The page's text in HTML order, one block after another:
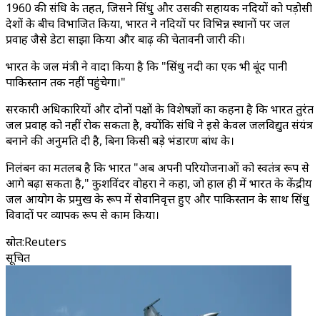
1960 की संधि के तहत, जिसने सिंधु और उसकी सहायक नदियों को पड़ोसी
देशों के बीच विभाजित किया, भारत ने नदियों पर विभिन्न स्थानों पर जल
प्रवाह जैसे डेटा साझा किया और बाढ़ की चेतावनी जारी की।
भारत के जल मंत्री ने वादा किया है कि "सिंधु नदी का एक भी बूंद पानी
पाकिस्तान तक नहीं पहुंचेगा।"
सरकारी अधिकारियों और दोनों पक्षों के विशेषज्ञों का कहना है कि भारत तुरंत
जल प्रवाह को नहीं रोक सकता है, क्योंकि संधि ने इसे केवल जलविद्युत संयंत्र
बनाने की अनुमति दी है, बिना किसी बड़े भंडारण बांध के।
निलंबन का मतलब है कि भारत "अब अपनी परियोजनाओं को स्वतंत्र रूप से
आगे बढ़ा सकता है," कुशविंदर वोहरा ने कहा, जो हाल ही में भारत के केंद्रीय
जल आयोग के प्रमुख के रूप में सेवानिवृत्त हुए और पाकिस्तान के साथ सिंधु
विवादों पर व्यापक रूप से काम किया।
स्रोत:Reuters
सूचित